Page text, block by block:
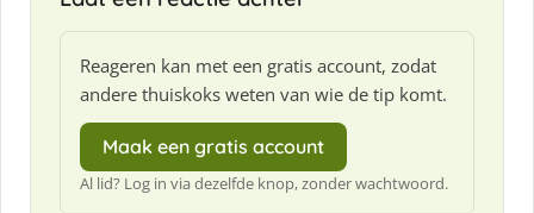
Reageren kan met een gratis account, zodat
andere thuiskoks weten van wie de tip komt.
Maak een gratis account
Al lid? Log in via dezelfde knop, zonder wachtwoord.